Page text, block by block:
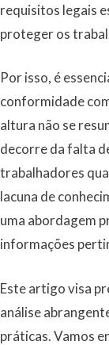
requisitos legais
proteger os
Por isso, é
conformidade
altura não se
decorre da falta
trabalhadores
lacuna de
uma abordagem
informações
Este artigo visa
análise
práticas. Vamos